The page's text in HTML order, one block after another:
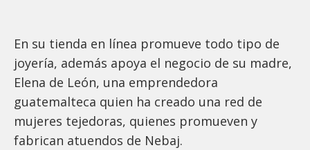
En su tienda en línea promueve todo tipo de
joyería, además apoya el negocio de su madre,
Elena de León, una emprendedora
guatemalteca quien ha creado una red de
mujeres tejedoras, quienes promueven y
fabrican atuendos de Nebaj.